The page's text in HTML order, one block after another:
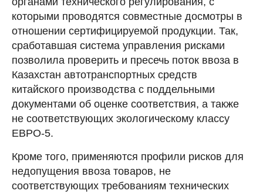
которыми проводятся совместные досмотры в
отношении сертифицируемой продукции. Так,
сработавшая система управления рисками
позволила проверить и пресечь поток ввоза в
Казахстан автотранспортных средств
китайского производства с поддельными
документами об оценке соответствия, а также
не соответствующих экологическому классу
ЕВРО-5.
Кроме того, применяются профили рисков для
недопущения ввоза товаров, не
соответствующих требованиям технических